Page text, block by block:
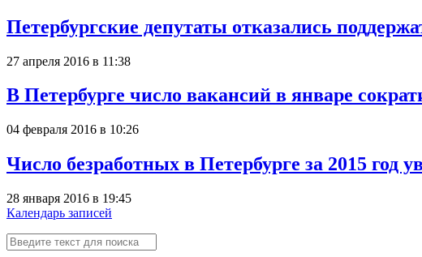
Петербургские депутаты отказались
27 апреля 2016 в 11:38
В Петербурге число вакансий в январе
04 февраля 2016 в 10:26
Число безработных в Петербурге за 2015 год
28 января 2016 в 19:45
Календарь записей